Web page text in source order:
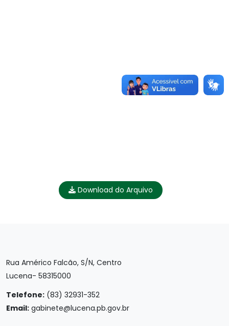
Download do Arquivo
Rua Américo Falcão, S/N, Centro
Lucena- 58315000
Telefone: (83) 32931-352
Email: gabinete@lucena.pb.gov.br